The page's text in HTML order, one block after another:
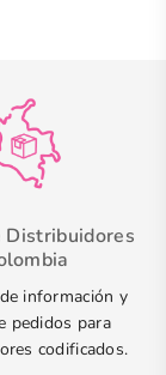
Distribuidores
información y
pedidos para
codificados.